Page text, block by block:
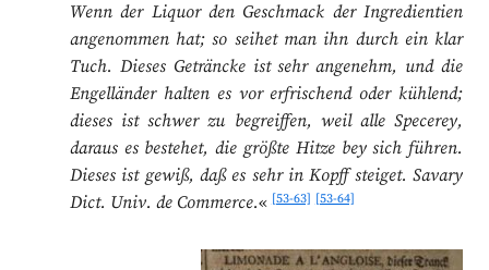
Wenn der Liquor den Geschmack der Ingredientien
angenommen hat; so seihet man ihn durch ein klar
Tuch. Dieses Geträncke ist sehr angenehm, und die
Engelländer halten es vor erfrischend oder kühlend;
dieses ist schwer zu begreiffen, weil alle Specerey,
daraus es bestehet, die größte Hitze bey sich führen.
Dieses ist gewiß, daß es sehr in Kopff steiget. Savary
Dict. Univ. de Commerce.«[53-63] [53-64]